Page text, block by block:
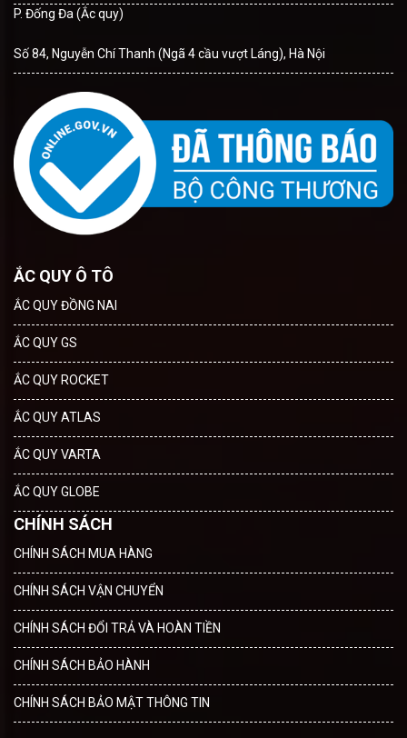
P. Đống Đa (Ắc quy)
Số 84, Nguyễn Chí Thanh (Ngã 4 cầu vượt Láng), Hà Nội
ẮC QUY Ô TÔ
ẮC QUY ĐỒNG NAI
ẮC QUY GS
ẮC QUY ROCKET
ẮC QUY ATLAS
ẮC QUY VARTA
ẮC QUY GLOBE
CHÍNH SÁCH
CHÍNH SÁCH MUA HÀNG
CHÍNH SÁCH VẬN CHUYỂN
CHÍNH SÁCH ĐỔI TRẢ VÀ HOÀN TIỀN
CHÍNH SÁCH BẢO HÀNH
CHÍNH SÁCH BẢO MẬT THÔNG TIN